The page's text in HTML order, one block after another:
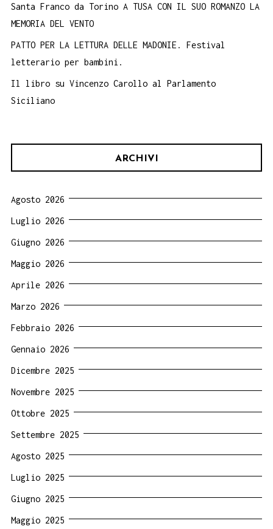
Santa Franco da Torino A TUSA CON IL SUO ROMANZO LA
MEMORIA DEL VENTO
PATTO PER LA LETTURA DELLE MADONIE. Festival
letterario per bambini.
Il libro su Vincenzo Carollo al Parlamento
Siciliano
ARCHIVI
Agosto 2026
Luglio 2026
Giugno 2026
Maggio 2026
Aprile 2026
Marzo 2026
Febbraio 2026
Gennaio 2026
Dicembre 2025
Novembre 2025
Ottobre 2025
Settembre 2025
Agosto 2025
Luglio 2025
Giugno 2025
Maggio 2025